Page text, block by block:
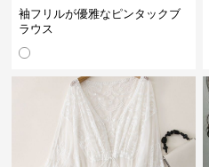
袖フリルが優雅なピンタックブ
ラウス